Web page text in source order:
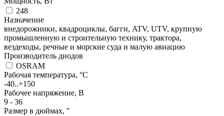
248
Назначение
внедорожники, квадроциклы, багги, ATV, UTV, крупную
промышленную и строительную технику, трактора,
вездеходы, речные и морские суда и малую авиацию
Производитель диодов
OSRAM
Рабочая температура, °С
-40..+150
Рабочее напряжение, В
9 - 36
Размер в дюймах, "